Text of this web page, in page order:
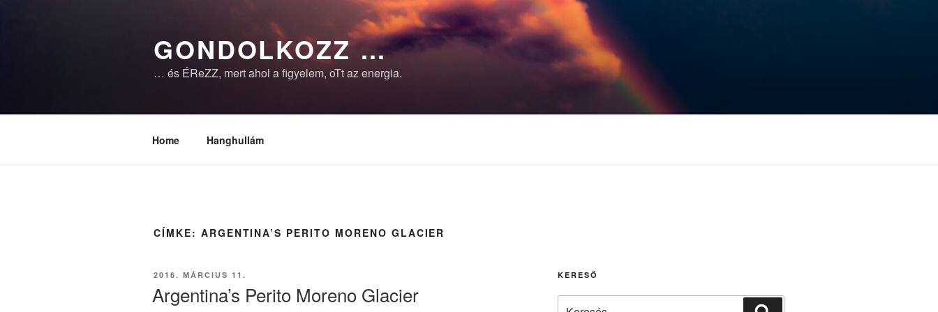
GONDOLKOZZ …
… és ÉReZZ, mert ahol a figyelem, oTt az energia.
Home Hanghullám
CÍMKE: ARGENTINA’S PERITO MORENO GLACIER
BEKÜLDVE:
2016. MÁRCIUS 11.
Argentina’s Perito Moreno Glacier
KERESŐ